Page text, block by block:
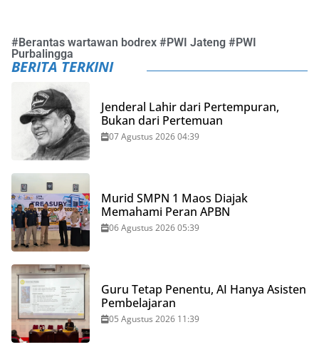
#Berantas wartawan bodrex #PWI Jateng #PWI
Purbalingga
BERITA TERKINI
Jenderal Lahir dari Pertempuran,
Bukan dari Pertemuan
07 Agustus 2026 04:39
Murid SMPN 1 Maos Diajak
Memahami Peran APBN
06 Agustus 2026 05:39
Guru Tetap Penentu, AI Hanya Asisten
Pembelajaran
05 Agustus 2026 11:39